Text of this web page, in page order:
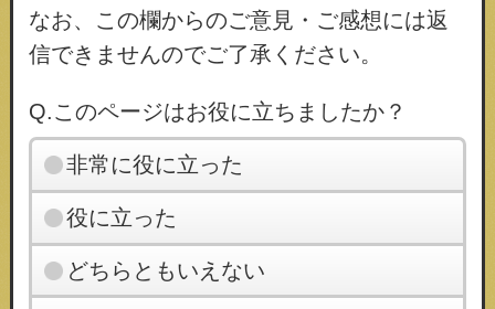
なお、この欄からのご意見・ご感想には返
信できませんのでご了承ください。
Q.このページはお役に立ちましたか？
非常に役に立った
役に立った
どちらともいえない